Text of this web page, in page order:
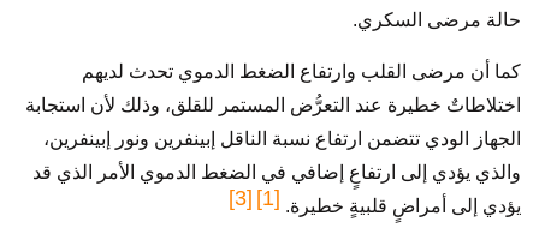
حالة مرضى السكري.
كما أن مرضى القلب وارتفاع الضغط الدموي تحدث لديهم
اختلاطاتٌ خطيرة عند التعرُّض المستمر للقلق، وذلك لأن استجابة
الجهاز الودي تتضمن ارتفاع نسبة الناقل إبينفرين ونور إبينفرين،
والذي يؤدي إلى ارتفاعٍ إضافي في الضغط الدموي الأمر الذي قد
يؤدي إلى أمراضٍ قلبيةٍ خطيرة. [1]
[3]